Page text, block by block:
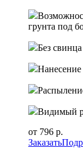
грунта под
Без свинца
Видимый
от 796 р.
Заказать